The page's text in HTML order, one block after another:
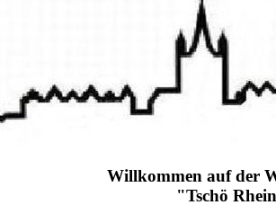
Willkommen auf der
"Tschö